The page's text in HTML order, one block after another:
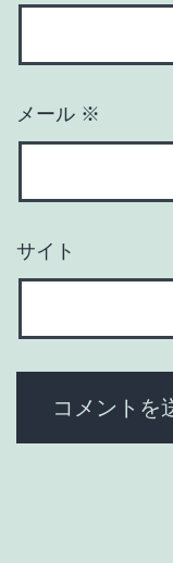
メール ※
サイト